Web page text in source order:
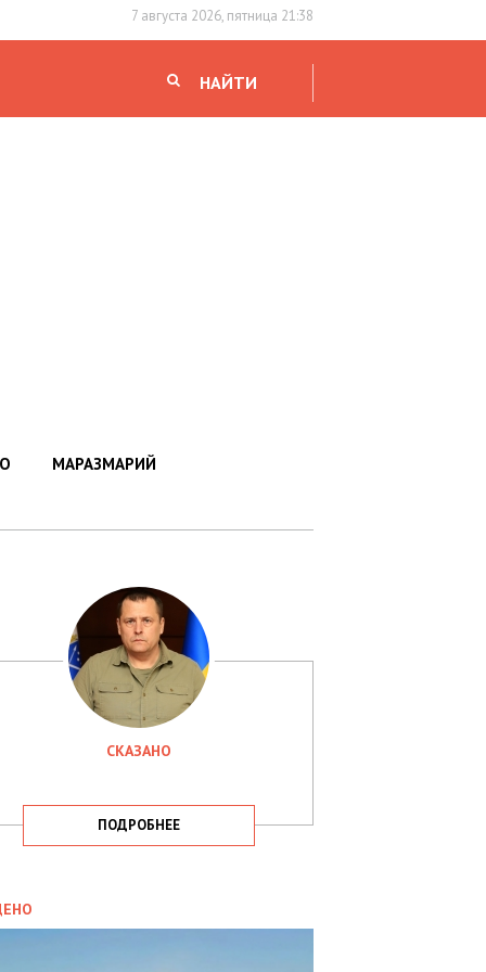
7 августа 2026, пятница 21:38
НАЙТИ
МАРАЗМАРИЙ
СКАЗАНО
ПОДРОБНЕЕ